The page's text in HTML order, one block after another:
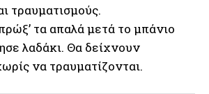
τραυματισμούς.
τα απαλά μετά το μπάνιο
λαδάκι. Θα δείχνουν
να τραυματίζονται.